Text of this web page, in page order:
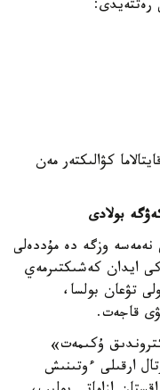
رەتتەيدى:
كۋالىكتەر مەن
بولادى
نەمەسە وزگە دە مۇددەلى
ايدان كەشىكتىرمەي
تۋعان بولسا،
قاجەت.
ۇكىمەت»
ارقىلى ءوتىنىش